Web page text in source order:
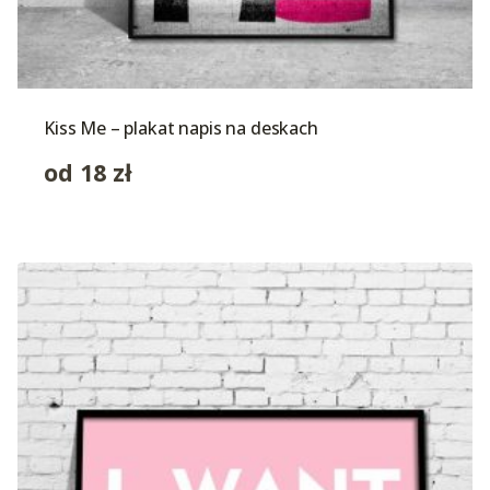
Kiss Me – plakat napis na deskach
od 18 zł